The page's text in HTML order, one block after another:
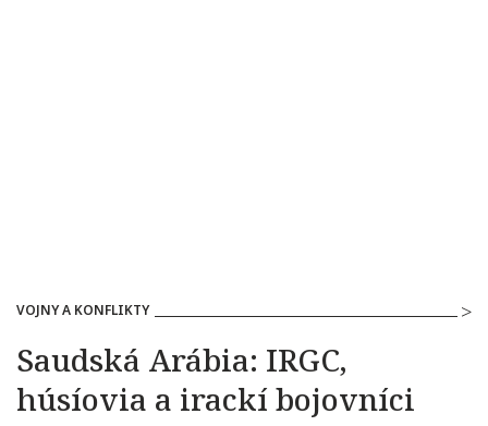
VOJNY A KONFLIKTY
Saudská Arábia: IRGC,
húsíovia a irackí bojovníci